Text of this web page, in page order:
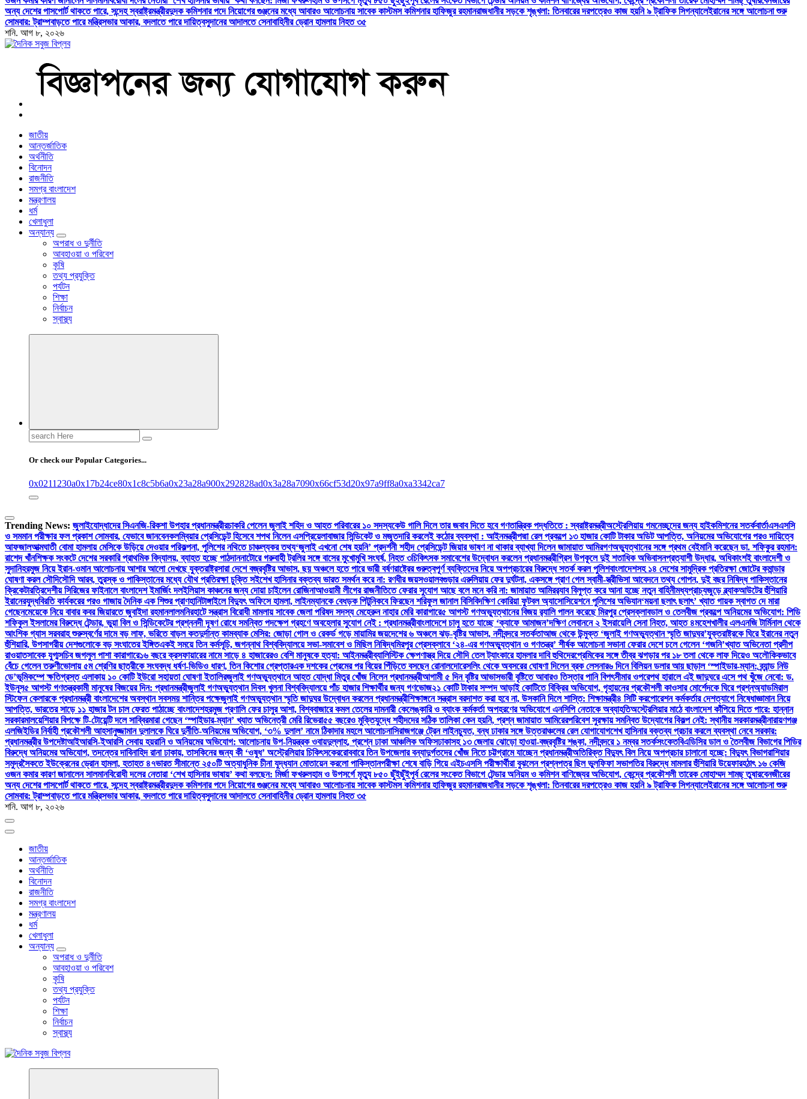
অন্য দেশের পাসপোর্ট থাকতে পারে, সন্দেহ স্বরাষ্ট্রমন্ত্রীরদুদক কমিশনার পদে নিয়োগের গুঞ্জনের মধ্যে আবারও আলোচনায় সাবেক কাস্টমস কমিশনার হাফিজুর রহমানরাজধানীর সড়কে শৃঙ্খলা: তিনবারের দরপত্রেও কাজ হয়নি ৯ ট্রাফিক সিগন্যালেইরানের সঙ্গে আলোচনা শুরু
সোমবার: ট্রাম্পবাড়তে পারে মন্ত্রিসভার আকার, বদলাতে পারে দায়িত্বসুদানের আদালতে সেনাবাহিনীর ড্রোন হামলায় নিহত ৩৫
শনি. আগ ৮, ২০২৬
বাংলা নিউজ পেপার
জাতীয়
আন্তর্জাতিক
অর্থনীতি
বিনোদন
রাজনীতি
সমগ্র বাংলাদেশ
মন্ত্রণালয়
ধর্ম
খেলাধুলা
অন্যান্য
অপরাধ ও দুর্নীতি
আবহাওয়া ও পরিবেশ
কৃষি
তথ্য প্রযুক্তি
পর্যটন
শিক্ষা
নির্বাচন
স্বাস্থ্য
Search
for:
Or check our Popular Categories...
0x0211230a0x17b24ce80x1c8c5b6a0x23a28a900x292828ad0x3a28a7090x66cf53d20x97a9ff8a0xa3342ca7
Trending News: জুলাইযোদ্ধাদের সিএনজি-রিকশা উপহার প্রধানমন্ত্রীরচাকরি পেলেন জুলাই শহিদ ও আহত পরিবারের ১০ সদস্যকেউ গালি দিলে তার জবাব দিতে হবে গণতান্ত্রিক পদ্ধতিতে : স্বরাষ্ট্রমন্ত্রীঅস্ট্রেলিয়ায় গমনেচ্ছুদের জন্য হাইকমিশনের সতর্কবার্তাএসএসসি
ও সমমান পরীক্ষার ফল প্রকাশ সোমবার, যেভাবে জানবেনকলম্বিয়ার প্রেসিডেন্ট হিসেবে শপথ নিলেন এসপ্রিয়েলাবাজার সিন্ডিকেট ও মজুতদারি করলেই কঠোর ব্যবস্থা : আইনমন্ত্রীপদ্মা রেল প্রকল্পে ১৩ হাজার কোটি টাকার অডিট আপত্তি, অনিয়মের অভিযোগের পরও দায়িত্বে
আফজালআত্মঘাতী বোমা হামলায় মেসিকে উড়িয়ে দেওয়ার পরিকল্পনা, পুলিশের নথিতে চাঞ্চল্যকর তথ্য‘জুলাই এখনো শেষ হয়নি’ প্রদর্শনী শহীদ প্রেসিডেন্ট জিয়ার ভাষণ না থাকার ব্যাখ্যা দিলেন জামায়াত আমিরগণঅভ্যুত্থানের সঙ্গে প্রথম বেইমানি করেছেন ডা. শফিকুর রহমান:
রাশেদ খাঁনশিক্ষক সংকটে দেশের সরকারি প্রাথমিক বিদ্যালয়, ব্যাহত হচ্ছে পাঠদাননাটোরে গরুবাহী ট্রলির সঙ্গে বাসের মুখোমুখি সংঘর্ষ, নিহত ৩চিকিৎসক সমাবেশের উদ্বোধন করলেন প্রধানমন্ত্রীগ্রিস উপকূলে দুই শতাধিক অভিবাসনপ্রত্যাশী উদ্ধার, অধিকাংশই বাংলাদেশী ও
সুদানিহরমুজ নিয়ে ইরান-ওমান আলোচনায় আশার আলো দেখছে যুক্তরাষ্ট্রসারা দেশে বজ্রবৃষ্টির আভাস, ছয় অঞ্চলে হতে পারে ভারী বর্ষণরাষ্ট্রের গুরুত্বপূর্ণ ব্যক্তিদের নিয়ে অপপ্রচারের বিরুদ্ধে সতর্ক করল পুলিশবাংলাদেশসহ ১৪ দেশের সামুদ্রিক প্রতিরক্ষা জোটের কমান্ডার
ঘোষণা করল সৌদিসৌদি আরব, তুরস্ক ও পাকিস্তানের মধ্যে যৌথ প্রতিরক্ষা চুক্তি সইশেখ হাসিনার বক্তব্য ভারত সমর্থন করে না: রণধীর জয়সওয়ালবগুড়ার এরুলিয়ায় ফের দুর্ঘটনা, একসঙ্গে প্রাণ গেল স্বামী-স্ত্রীভিসা আবেদনে তথ্য গোপন, দুই বছর নিষিদ্ধ পাকিস্তানের
ক্রিকেটারত্রিদেশীয় সিরিজের ফাইনালে বাংলাদেশ ইমার্জিং দলইলিয়াস কাঞ্চনের জন্য দোয়া চাইলেন রোজিনাআওয়ামী লীগের রাজনীতিতে ফেরার সুযোগ আছে বলে মনে করি না: জামায়াত আমিরর‍্যাব বিলুপ্ত করে আনা হচ্ছে নতুন বাহিনীমধ্যপ্রাচ্যজুড়ে ব্ল্যাকআউটের হুঁশিয়ারি
ইরানেরযুদ্ধবিরতি কার্যকরের পরও গাজায় দৈনিক এক শিশুর প্রাণহানিটাঙ্গাইলে বিদ্যুৎ অফিসে হামলা, লাইনম্যানকে বেধড়ক পিটুনিকবে ফিরছেন শরিফুল জানাল বিসিবিদক্ষিণ কোরিয়া ফুটবল অ্যাসোসিয়েশনে পুলিশের অভিযান‘ময়না ছলাৎ ছলাৎ’ খ্যাত গায়ক স্বাগত দে মারা
গেছেনমেয়েকে নিয়ে বাবার কবর জিয়ারতে জুবাইদা রহমানলালমনিরহাটে সন্ত্রাস বিরোধী মামলায় সাবেক জেলা পরিষদ সদস্য মেহেরুন নাহার মেরি কারাগারে৫ আগস্ট গণঅভ্যুত্থানের বিজয় র‍্যালি পালন করেছে মিরপুর প্রেসক্লাবডাল ও তেলবীজ প্রকল্পে অনিয়মের অভিযোগ: পিডি
শফিকুল ইসলামের বিরুদ্ধে টেন্ডার, ভুয়া বিল ও সিন্ডিকেটের প্রশ্ননদী দূষণ রোধে সমন্বিত পদক্ষেপ গ্রহণে অবহেলার সুযোগ নেই : প্রধানমন্ত্রীবাংলাদেশে চালু হতে যাচ্ছে ‘ক্যাফে আমাজন’দক্ষিণ লেবাননে ২ ইসরায়েলি সেনা নিহত, আহত ৪মহেশখালীর এলএনজি টার্মিনাল থেকে
আংশিক গ্যাস সরবরাহ শুরুস্বর্ণের দামে বড় লাফ, ভরিতে বাড়ল কতদুর্দান্ত কামব্যাক মেসির: জোড়া গোল ও রেকর্ড গড়ে মায়ামির জয়দেশের ৬ অঞ্চলে ঝড়-বৃষ্টির আভাস, নদীবন্দরে সতর্কতাআজ থেকে উন্মুক্ত ‘জুলাই গণঅভ্যুত্থান স্মৃতি জাদুঘর’যুক্তরাষ্ট্রকে ঘিরে ইরানের নতুন
হুঁশিয়ারি, উপসাগরীয় দেশগুলোকে বড় সংঘাতের ইঙ্গিতএকই সময়ে তিন কর্মসূচি, জগন্নাথ বিশ্ববিদ্যালয়ে সভা-সমাবেশ ও মিছিল নিষিদ্ধমিরপুর প্রেসক্লাবে ‘২৪-এর গণঅভ্যুত্থান ও গণতন্ত্র’ শীর্ষক আলোচনা সভানা ফেরার দেশে চলে গেলেন ‘গজনি’খ্যাত অভিনেতা প্রদীপ
রাওয়াতসাবেক যুগ্মসচিব জগলুল পাশা কারাগারে১৬ বছরে ক্রসফায়ারের নামে সাড়ে ৪ হাজারেরও বেশি মানুষকে হত্যা: আইনমন্ত্রীব্যালিস্টিক ক্ষেপণাস্ত্র দিয়ে সৌদি তেল ট্যাংকারে হামলার দাবি হুথিদেরপ্রেমিকের সঙ্গে তীব্র ঝগড়ার পর ১৮ তলা থেকে লাফ দিয়েও অলৌকিকভাবে
বেঁচে গেলেন তরুণীভোলায় ৫ম শ্রেণির ছাত্রীকে সংঘবদ্ধ ধর্ষণ-ভিডিও ধারণ, তিন কিশোর গ্রেপ্তারএক দশকের প্রেমের পর বিয়ের পিঁড়িতে বসছেন রোনালদোরেসলিং থেকে অবসরের ঘোষণা দিলেন ব্রক লেসনার৬ দিনে বিলিয়ন ডলার আয় ছাড়াল ‘স্পাইডার-ম্যান: ব্র্যান্ড নিউ
ডে’ভূমিকম্পে ক্ষতিগ্রস্ত এলাকায় ১০ কোটি ইউরো সহায়তা ঘোষণা ইতালিরজুলাই গণঅভ্যুত্থানে আহত যোদ্ধা মিতুর খোঁজ নিলেন প্রধানমন্ত্রীআগামী ৫ দিন বৃষ্টির আভাসভারী বৃষ্টিতে আবারও তিস্তার পানি বিপৎসীমার ওপরেপথ হারালে এই জাদুঘরে এসে পথ খুঁজে নেবো: ড.
ইউনূস৫ আগস্ট গণতন্ত্রকামী মানুষের বিজয়ের দিন: প্রধানমন্ত্রীজুলাই গণঅভ্যুত্থান দিবস খুলনা বিশ্ববিদ্যালয়ে পাঁচ হাজার শিক্ষার্থীর জন্য গণভোজ২১ কোটি টাকার সম্পদ আড়াই কোটিতে বিক্রির অভিযোগ, গৃহায়নের প্রকৌশলী কাওসার মোর্শেদকে ঘিরে প্রশ্নঅ্যাডমিরাল
স্টিফেন কেলারকে প্রধানমন্ত্রী বাংলাদেশের অবস্থান সবসময় শান্তির পক্ষেজুলাই গণঅভ্যুত্থান স্মৃতি জাদুঘর উদ্বোধন করলেন প্রধানমন্ত্রীশিক্ষাঙ্গনে সন্ত্রাস বরদাশত করা হবে না, উসকানি দিলে শাস্তি: শিক্ষামন্ত্রী৪ সিটি করপোরেশন কর্মকর্তার দেশত্যাগে নিষেধাজ্ঞামান নিয়ে
আপত্তি, ভারতের সাড়ে ১১ হাজার টন চাল ফেরত পাঠাচ্ছে বাংলাদেশহরমুজ প্রণালি ফের চালুর আশা, বিশ্ববাজারে কমল তেলের দামনারী কেলেঙ্কারি ও ব্যাংক কর্মকর্তা অপহরণের অভিযোগে এনসিপি নেতাকে অব্যাহতিঅস্ট্রেলিয়ার মাঠে বাংলাদেশ কাঁপিয়ে দিতে পারে: হান্নান
সরকারমালয়েশিয়ার বিপক্ষে টি-টোয়েন্টি দলে সাব্বিরমারা গেছেন ‘স্পাইডার-ম্যান’ খ্যাত অভিনেত্রী মেরি রিভেরা৫৫ বছরেও মুক্তিযুদ্ধে শহীদদের সঠিক তালিকা কেন হয়নি, প্রশ্ন জামায়াত আমিরেরপরিবেশ সুরক্ষায় সমন্বিত উদ্যোগের বিকল্প নেই: স্থানীয় সরকারমন্ত্রীনারায়ণগঞ্জ
এলজিইডির নির্বাহী প্রকৌশলী আহসানুজ্জামান দুলালকে ঘিরে দুর্নীতি-অনিয়মের অভিযোগ, ‘৩% দুলাল’ নামে ঠিকাদার মহলে আলোচনাসিরাজগঞ্জে ট্রেন লাইনচ্যুত, বন্ধ ঢাকার সঙ্গে উত্তরাঞ্চলের রেল যোগাযোগশেখ হাসিনার বক্তব্য প্রচার করলে ব্যবস্থা নেবে সরকার:
প্রধানমন্ত্রীর উপদেষ্টাআইআরসি-ইআরসি সেবায় হয়রানি ও অনিয়মের অভিযোগ: আলোচনায় উপ-নিয়ন্ত্রক ওবায়দুল্লাহ, প্রশ্নে ঢাকা আঞ্চলিক অফিসঢাকাসহ ১৩ জেলায় ঝোড়ো হাওয়া-বজ্রবৃষ্টির শঙ্কা, নদীবন্দরে ১ নম্বর সতর্কসংকেতবিএডিসির ডাল ও তৈলবীজ বিভাগের পিডির
বিরুদ্ধে অনিয়মের অভিযোগ, তদন্তের দাবিনাহিদ রানা ঢাকায়, তাসকিনের জন্য কী ‘ওষুধ’ অস্ট্রেলিয়ার চিকিৎসকেররোববারে তিন উপজেলার বন্যাদুর্গতদের খোঁজ নিতে চট্টগ্রামে যাচ্ছেন প্রধানমন্ত্রীঅতিরিক্ত বিদ্যুৎ বিল নিয়ে অপপ্রচার চালানো হচ্ছে: বিদ্যুৎ বিভাগরাশিয়ার
সমুদ্রসৈকতে ইউক্রেনের ড্রোন হামলা, হতাহত ৪৭ভারত সীমান্তে ২৫০টি অত্যাধুনিক চীনা যুদ্ধযান মোতায়েন করলো পাকিস্তানপরীক্ষা শেষে বাড়ি গিয়ে এইচএসসি পরীক্ষার্থীরা বুঝলেন প্রশ্নপত্র ছিল ভুলফিফা সভাপতির বিরুদ্ধে মামলার হুঁশিয়ারি উয়েফারহঠাৎ ১৬ কেজি
ওজন কমার কারণ জানালেন সালমানবিরোধী দলের নেতারা ‘শেখ হাসিনার ভাষায়’ কথা বলছেন: মির্জা ফখরুলহাম ও উপসর্গে মৃত্যু ৮৫০ ছুঁইছুঁইপূর্ব রেলের সংকেত বিভাগে টেন্ডার অনিয়ম ও কমিশন বাণিজ্যের অভিযোগ, কেন্দ্রে প্রকৌশলী তারেক মোহাম্মদ শামছ্ তুষারবেনজীরের
অন্য দেশের পাসপোর্ট থাকতে পারে, সন্দেহ স্বরাষ্ট্রমন্ত্রীরদুদক কমিশনার পদে নিয়োগের গুঞ্জনের মধ্যে আবারও আলোচনায় সাবেক কাস্টমস কমিশনার হাফিজুর রহমানরাজধানীর সড়কে শৃঙ্খলা: তিনবারের দরপত্রেও কাজ হয়নি ৯ ট্রাফিক সিগন্যালেইরানের সঙ্গে আলোচনা শুরু
সোমবার: ট্রাম্পবাড়তে পারে মন্ত্রিসভার আকার, বদলাতে পারে দায়িত্বসুদানের আদালতে সেনাবাহিনীর ড্রোন হামলায় নিহত ৩৫
শনি. আগ ৮, ২০২৬
জাতীয়
আন্তর্জাতিক
অর্থনীতি
বিনোদন
রাজনীতি
সমগ্র বাংলাদেশ
মন্ত্রণালয়
ধর্ম
খেলাধুলা
অন্যান্য
অপরাধ ও দুর্নীতি
আবহাওয়া ও পরিবেশ
কৃষি
তথ্য প্রযুক্তি
পর্যটন
শিক্ষা
নির্বাচন
স্বাস্থ্য
বাংলা নিউজ পেপার